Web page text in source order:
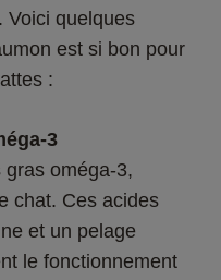
Voici quelques
est si bon pour
:
3
oméga-3,
chat. Ces acides
et un pelage
le fonctionnement